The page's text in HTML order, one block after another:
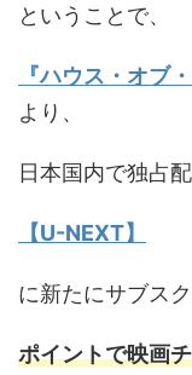
ということで、
『ハウス・オブ
より、
日本国内で独占
【U-NEXT】
に新たにサブス
ポイントで映画